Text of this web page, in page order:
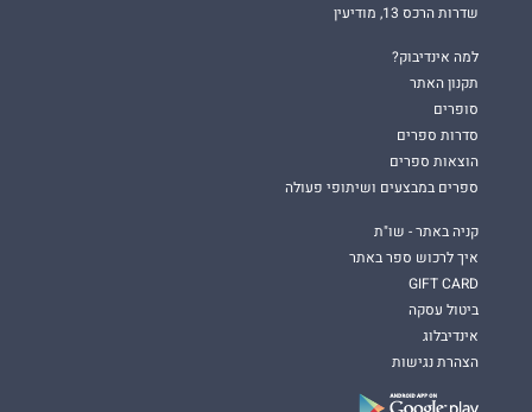
שדרות הרכס 13, מודיעין
למה אינדיבוק?
תקנון האתר
סופרים
סדרות ספרים
הוצאות ספרים
ספרים במבצעים ושיתופי פעולה
קניה באתר - שו"ת
איך לרכוש ספר באתר
GIFT CARD
ביטול עסקה
אינדיבלוג
הצהרת נגישות